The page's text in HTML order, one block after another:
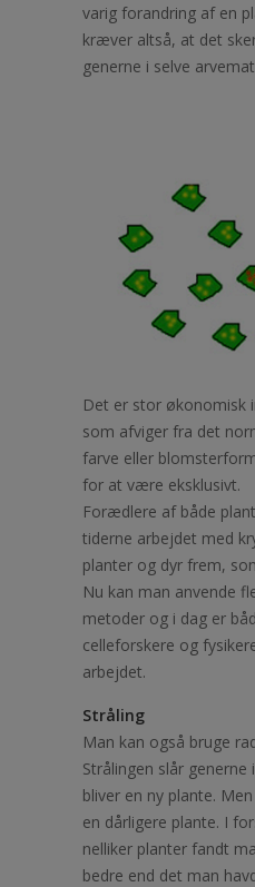
varig forandring af en
kræver altså, at det
generne i selve
Det er stor økonomisk
som afviger fra det
farve eller
for at være eksklusivt.
Forædlere af både
tiderne arbejdet med
planter og dyr frem,
Nu kan man anvende
metoder og i dag er
celleforskere og
arbejdet.
Stråling
Man kan også bruge
Strålingen slår
bliver en ny plante.
en dårligere plante. I
nelliker planter fandt
bedre end det man